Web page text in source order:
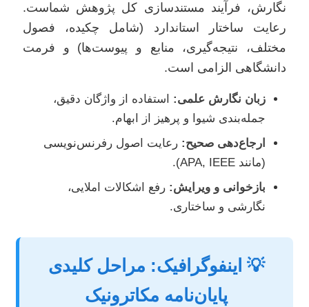
نگارش، فرآیند مستندسازی کل پژوهش شماست.
رعایت ساختار استاندارد (شامل چکیده، فصول
مختلف، نتیجه‌گیری، منابع و پیوست‌ها) و فرمت
دانشگاهی الزامی است.
زبان نگارش علمی: استفاده از واژگان دقیق،
جمله‌بندی شیوا و پرهیز از ابهام.
ارجاع‌دهی صحیح: رعایت اصول رفرنس‌نویسی
(مانند APA, IEEE).
بازخوانی و ویرایش: رفع اشکالات املایی،
نگارشی و ساختاری.
💡 اینفوگرافیک: مراحل کلیدی
پایان‌نامه مکاترونیک